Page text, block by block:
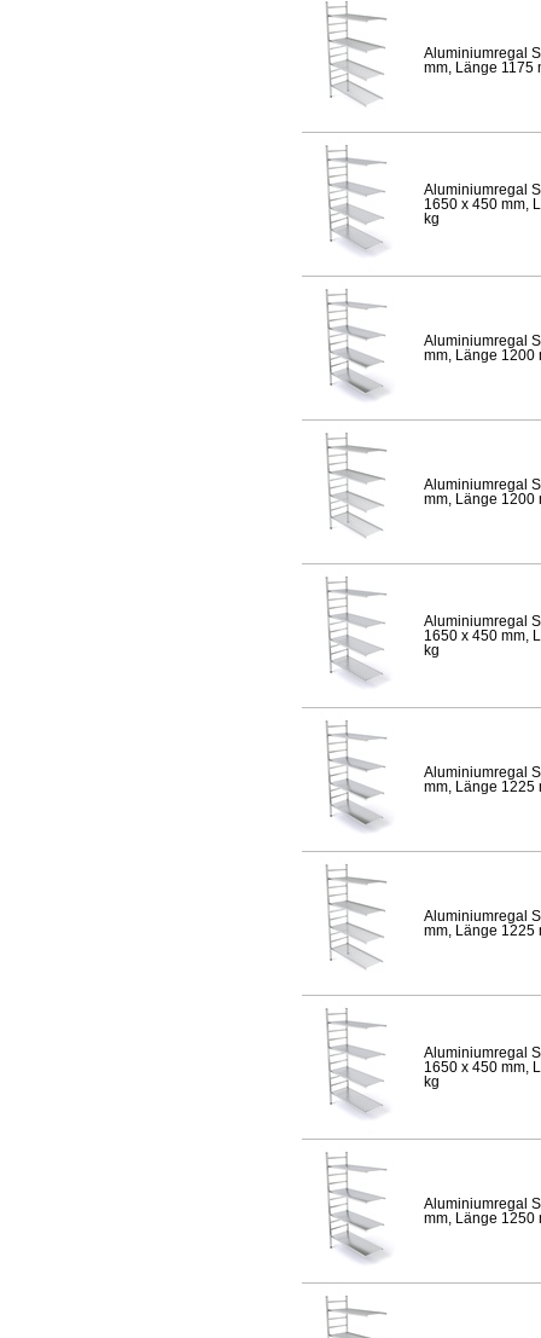
Aluminiumregal
mm, Länge 1175
Aluminiumregal
1650 x 450 mm,
kg
Aluminiumregal
mm, Länge 1200
Aluminiumregal
mm, Länge 1200
Aluminiumregal
1650 x 450 mm,
kg
Aluminiumregal
mm, Länge 1225
Aluminiumregal
mm, Länge 1225
Aluminiumregal
1650 x 450 mm,
kg
Aluminiumregal
mm, Länge 1250